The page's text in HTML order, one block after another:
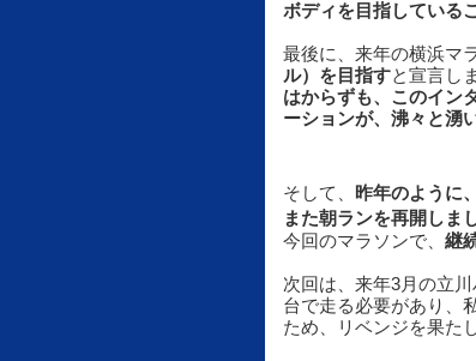
ボディを目指している
最後に、来年の横浜マ
ル）を目指すと宣言し
はからずも、このイン
ーションが、沸々と湧
そして、 昨年のように
また朝ランを再開しま
今回のマラソンで、 継
次回は、来年3月の立
台で走る必要があり、
ため、リベンジを果た